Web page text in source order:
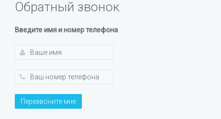
Обратный звонок
Введите имя и номер телефона
Перезвоните мне